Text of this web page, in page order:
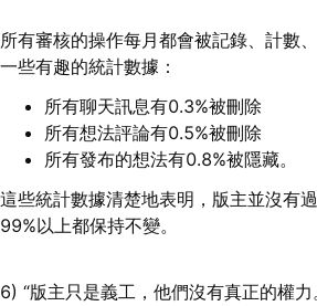
所有審核的操作每月都會被記錄、計數
一些有趣的統計數據：
所有聊天訊息有0.3%被刪除
所有想法評論有0.5%被刪除
所有發布的想法有0.8%被隱藏。
這些統計數據清楚地表明，版主並沒有
99%以上都保持不變。
6) “版主只是義工，他們沒有真正的權